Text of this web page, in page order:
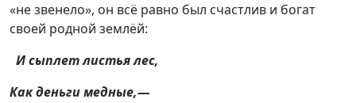
«не звенело», он всё равно был счастлив и богат
своей родной землёй:
И сыплет листья лес,
Как деньги медные,—